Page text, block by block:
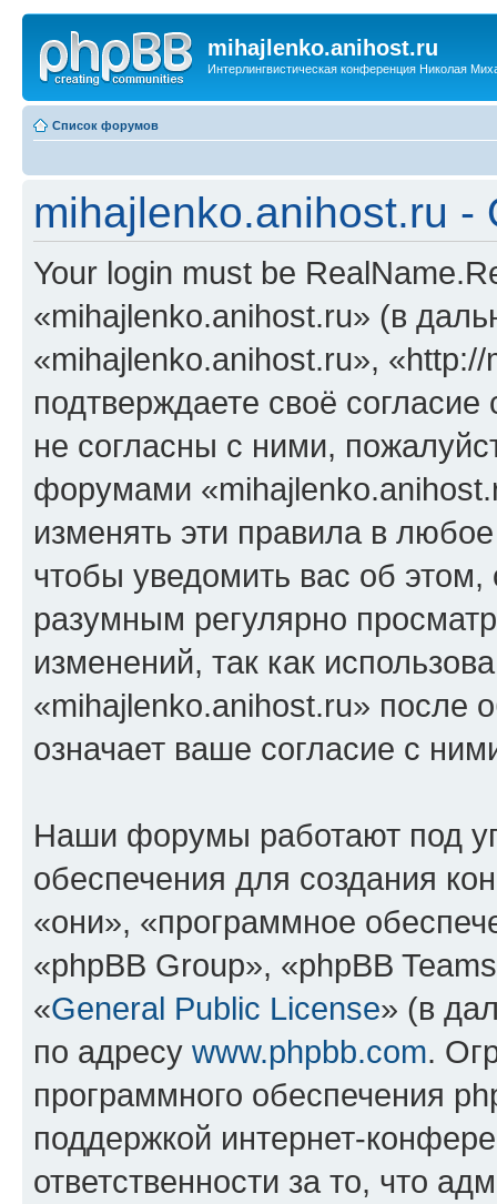
mihajlenko.anihost.ru
Интерлингвистическая конференция Николая
Список форумов
mihajlenko.anihost.ru
Your login must be
«mihajlenko.anihost.ru» (в
«mihajlenko.anihost.ru»,
подтверждаете своё
не согласны с ними,
форумами
изменять эти правила в
чтобы уведомить вас об
разумным регулярно
изменений, так как
«mihajlenko.anihost.ru» после
означает ваше согласие с
Наши форумы работают под
обеспечения для создания
«они», «программное
«phpBB Group», «phpBB
«General Public License» (в
по адресу www.phpbb.com.
программного обеспечения
поддержкой интернет-
ответственности за то, что